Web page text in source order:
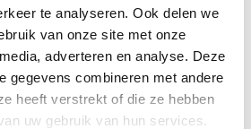
te analyseren. Ook delen we
van onze site met onze
adverteren en analyse. Deze
gegevens combineren met andere
heeft verstrekt of die ze hebben
uw gebruik van hun services.
999 499
Bekijken